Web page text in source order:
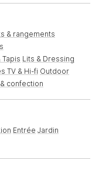
& rangements
Lits & Dressing
TV & Hi-fi Outdoor
confection
Entrée Jardin